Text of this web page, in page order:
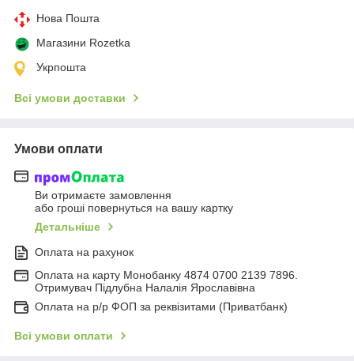
Нова Пошта
Магазини Rozetka
Укрпошта
Всі умови доставки
Умови оплати
Ви отримаєте замовлення
або гроші повернуться на вашу картку
Детальніше
Оплата на рахунок
Оплата на карту Монобанку 4874 0700 2139 7896.
Отримувач Підлубна Налалія Ярославівна
Оплата на р/р ФОП за реквізитами (Приватбанк)
Всі умови оплати